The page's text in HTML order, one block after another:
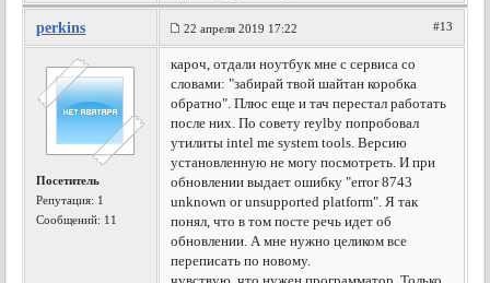
perkins 22 апреля 2019 17:22 #13
Посетитель
Репутация: 1
Сообщений: 11
кароч, отдали ноутбук мне с сервиса со
словами: "забирай твой шайтан коробка
обратно". Плюс еще и тач перестал работать
после них. По совету reylby попробовал
утилиты intel me system tools. Версию
установленную не могу посмотреть. И при
обновлении выдает ошибку "error 8743
unknown or unsupported platform". Я так
понял, что в том посте речь идет об
обновлении. А мне нужно целиком все
переписать по новому.